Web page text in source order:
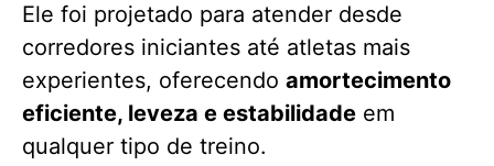
Ele foi projetado para atender desde
corredores iniciantes até atletas mais
experientes, oferecendo amortecimento
eficiente, leveza e estabilidade em
qualquer tipo de treino.